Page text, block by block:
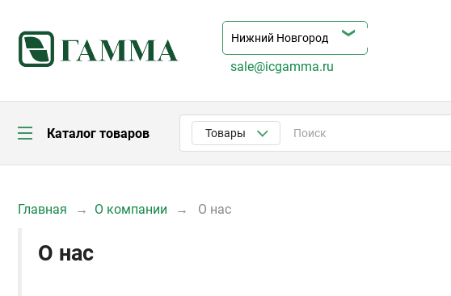
sale@icgamma.ru
Каталог товаров Товары
Главная О компании О нас
О нас